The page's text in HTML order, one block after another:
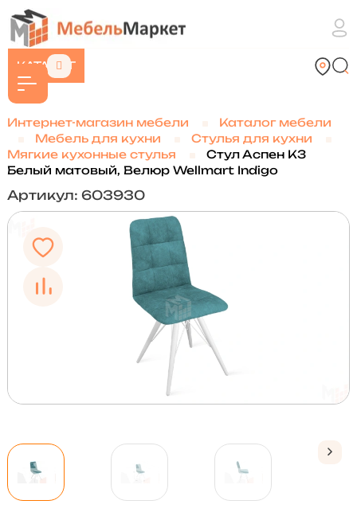
КАТАЛОГ
Интернет-магазин мебели
Каталог мебели
Мебель для кухни
Стулья для кухни
Мягкие кухонные стулья
Стул Аспен К3
Белый матовый, Велюр Wellmart Indigo
Артикул: 603930